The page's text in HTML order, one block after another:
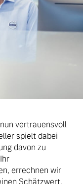
vertrauensvoll
spielt dabei
davon zu
errechnen wir
Schätzwert.